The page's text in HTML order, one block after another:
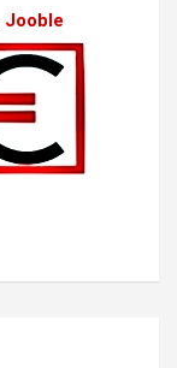
Jooble